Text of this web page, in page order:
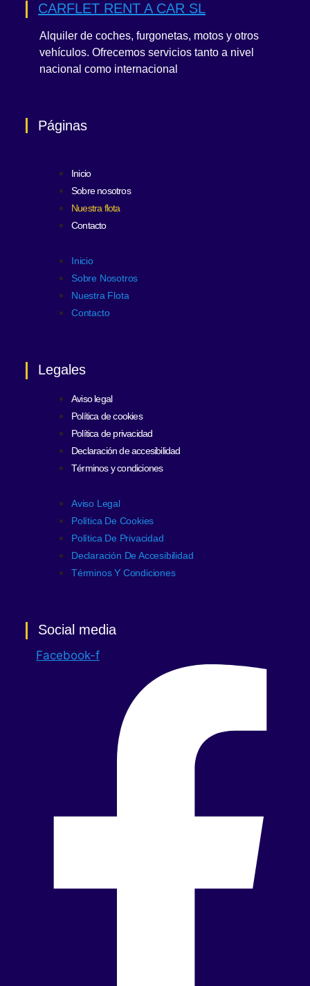
CARFLET RENT A CAR SL
Alquiler de coches, furgonetas, motos y otros
vehículos. Ofrecemos servicios tanto a nivel
nacional como internacional
Páginas
Inicio
Sobre nosotros
Nuestra flota
Contacto
Inicio
Sobre Nosotros
Nuestra Flota
Contacto
Legales
Aviso legal
Política de cookies
Política de privacidad
Declaración de accesibilidad
Términos y condiciones
Aviso Legal
Política De Cookies
Política De Privacidad
Declaración De Accesibilidad
Términos Y Condiciones
Social media
Facebook-f